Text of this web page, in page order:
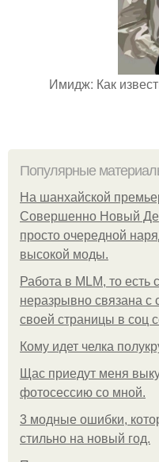
Имидж: Как
Популярные
На шанхайской
Совершенно Новый
просто очередной
высокой моды.
Работа в MLM, то есть
неразрывно связана с
своей страницы в соц
Кому идет челка
Щас приедут меня
фотосессию со мной.
3 модные ошибки,
стильно на новый год.